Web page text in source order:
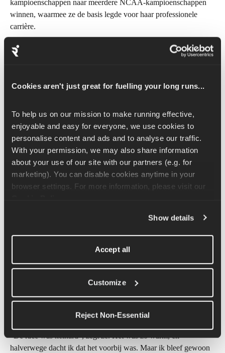
Cookies aren't just great for fuelling your long runs...
To help us on our mission to make running effective,
enjoyable and easy for everyone, we use cookies to
personalise content and ads and to analyse our traffic.
With your permission, we may also share information
about your use of our site with our partners (e.g. for
marketing). You can disable cookies anytime in your
Show details
Accept all
Customize
Reject Non-Essential
kampioenschappen naar meerdere NCAA-kampioenschappen
winnen, waarmee ze de basis legde voor haar professionele
carrière.
Als passie je werk wordt
werk wordt, verandert alles", zegt Molly. Het is niet altijd leuk
Haar eerste jaren als prof werden gekenmerkt door blessures en
het herstel van een eetstoornis. Maar met geduld en
doorzettingsvermogen heeft ze haar kracht en zelfvertrouwen
weer teruggekregen.
Tokio: De race van je leven
winnen in Tokio. Ze had maar één marathon eerder gelopen: de
Amerikaanse. Proeven, waar ze "in een opwelling" voor
"De race was keihard", zegt ze. Het was zo warm, en
halverwege dacht ik dat het voorbij was. Maar ik bleef gewoon